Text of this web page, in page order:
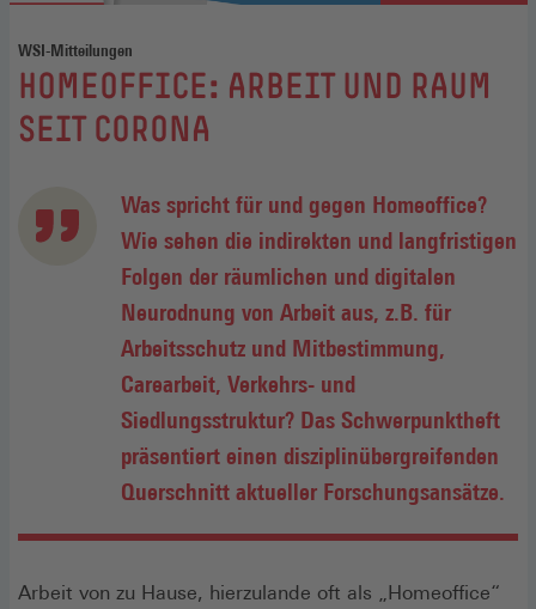
WSI-Mitteilungen
:
HOMEOFFICE: ARBEIT UND RAUM
SEIT CORONA
Was spricht für und gegen Homeoffice?
Wie sehen die indirekten und langfristigen
Folgen der räumlichen und digitalen
Neurodnung von Arbeit aus, z.B. für
Arbeitsschutz und Mitbestimmung,
Carearbeit, Verkehrs- und
Siedlungsstruktur? Das Schwerpunktheft
präsentiert einen disziplinübergreifenden
Querschnitt aktueller Forschungsansätze.
Arbeit von zu Hause, hierzulande oft als „Homeoffice“